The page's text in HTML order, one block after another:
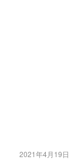
2021年4月19日